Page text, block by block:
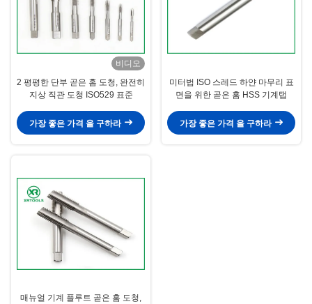
비디오
2 평평한 단부 곧은 홈 도청, 완전히
지상 직관 도청 ISO529 표준
가장 좋은 가격 을 구하라
미터법 ISO 스레드 하얀 마무리 표
면을 위한 곧은 홈 HSS 기계탭
가장 좋은 가격 을 구하라
매뉴얼 기계 플루트 곧은 홈 도청,